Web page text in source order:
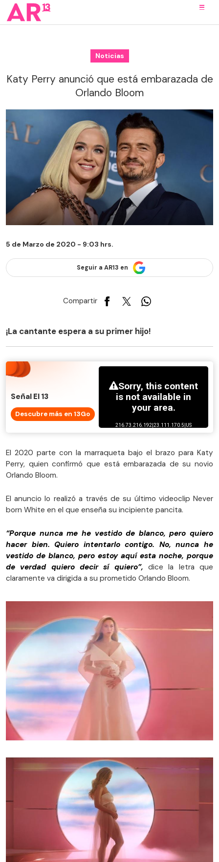
Noticias
Katy Perry anunció que está embarazada de
Orlando Bloom
5 de Marzo de 2020 - 9:03 hrs.
Seguir a AR13 en
Compartir
¡La cantante espera a su primer hijo!
Señal El 13
Descubre más en 13Go
El 2020 parte con la marraqueta bajo el brazo para Katy
Perry, quien confirmó que está embarazada de su novio
Orlando Bloom.
El anuncio lo realizó a través de su último videoclip Never
born White en el que enseña su incipiente pancita.
“Porque nunca me he vestido de blanco, pero quiero
hacer bien. Quiero intentarlo contigo. No, nunca he
vestido de blanco, pero estoy aquí esta noche, porque
de verdad quiero decir sí quiero”, dice la letra que
claramente va dirigida a su prometido Orlando Bloom.